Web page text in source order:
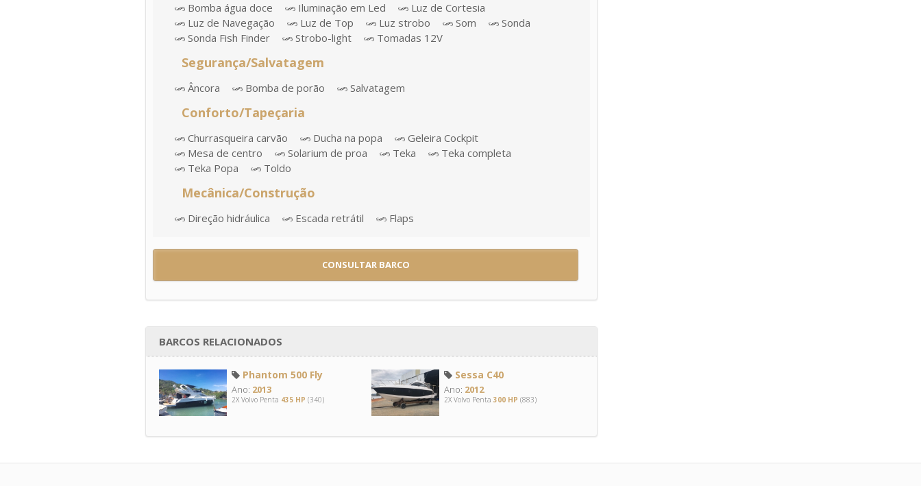
Bomba água doce
Iluminação em Led
Luz de Cortesia
Luz de Navegação
Luz de Top Luz strobo Som
Sonda
Sonda Fish Finder
Strobo-light Tomadas 12V
Segurança/Salvatagem
Âncora Bomba de porão Salvatagem
Conforto/Tapeçaria
Churrasqueira carvão Ducha na popa
Geleira Cockpit
Mesa de centro
Solarium de proa Teka
Teka completa
Teka Popa
Toldo
Mecânica/Construção
Direção hidráulica Escada retrátil Flaps
CONSULTAR BARCO
BARCOS RELACIONADOS
Phantom 500 Fly
Ano: 2013
2X Volvo Penta 435 HP (340)
Sessa C40
Ano: 2012
2X Volvo Penta 300 HP (883)